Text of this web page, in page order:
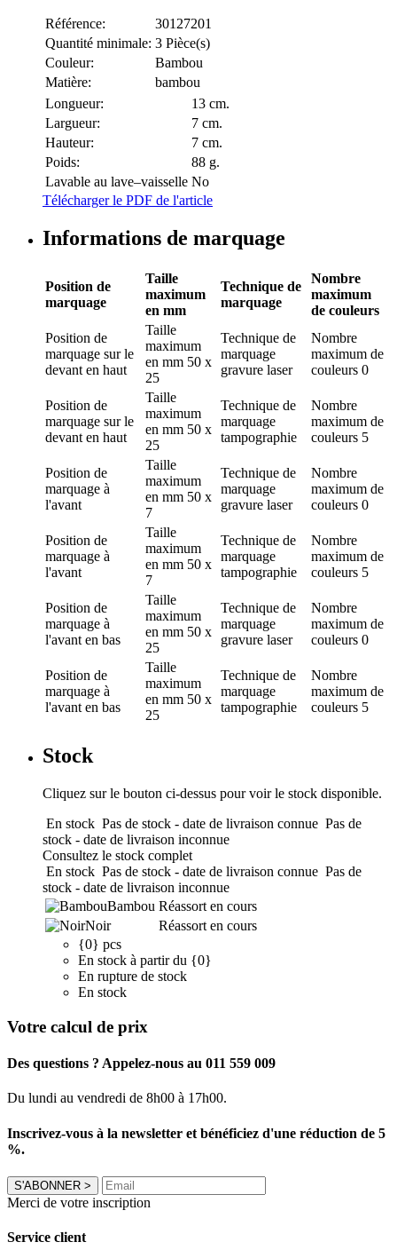
Référence:
30127201
Quantité minimale: 3 Pièce(s)
Couleur:
Bambou
Matière:
bambou
Longueur:
13 cm.
Largueur:
7 cm.
Hauteur:
7 cm.
Poids:
88 g.
Lavable au lave–vaisselle No
Télécharger le PDF de l'article
Informations de marquage
Position de
marquage
Taille
maximum
en mm
Technique de
marquage
Nombre
maximum
de couleurs
Position de
marquage sur le
devant en haut
Taille
maximum
en mm 50 x
25
Technique de
marquage
gravure laser
Nombre
maximum de
couleurs 0
Position de
marquage sur le
devant en haut
Taille
maximum
en mm 50 x
25
Technique de
marquage
tampographie
Nombre
maximum de
couleurs 5
Position de
marquage à
l'avant
Taille
maximum
en mm 50 x
7
Technique de
marquage
gravure laser
Nombre
maximum de
couleurs 0
Position de
marquage à
l'avant
Taille
maximum
en mm 50 x
7
Technique de
marquage
tampographie
Nombre
maximum de
couleurs 5
Position de
marquage à
l'avant en bas
Taille
maximum
en mm 50 x
25
Technique de
marquage
gravure laser
Nombre
maximum de
couleurs 0
Position de
marquage à
l'avant en bas
Taille
maximum
en mm 50 x
25
Technique de
marquage
tampographie
Nombre
maximum de
couleurs 5
Stock
Cliquez sur le bouton ci-dessus pour voir le stock disponible.
En stock Pas de stock - date de livraison connue Pas de
stock - date de livraison inconnue
Consultez le stock complet
En stock Pas de stock - date de livraison connue Pas de
stock - date de livraison inconnue
Bambou Réassort en cours
Noir
Réassort en cours
{0} pcs
En stock à partir du {0}
En rupture de stock
En stock
Votre calcul de prix
Des questions ? Appelez-nous au 011 559 009
Du lundi au vendredi de 8h00 à 17h00.
Inscrivez-vous à la newsletter et bénéficiez d'une réduction de 5
%.
S'ABONNER >
Merci de votre inscription
Service client